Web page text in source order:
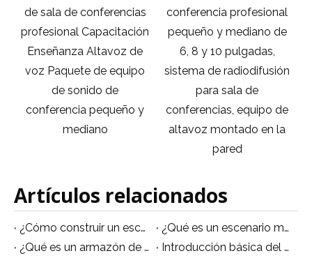
de sala de conferencias
profesional Capacitación
Enseñanza Altavoz de
voz Paquete de equipo
de sonido de
conferencia pequeño y
mediano
conferencia profesional
pequeño y mediano de
6, 8 y 10 pulgadas,
sistema de radiodifusión
para sala de
conferencias, equipo de
altavoz montado en la
pared
Artículos relacionados
¿Cómo construir un escenario todo terreno?
¿Qué es un escenario móvil?
¿Qué es un armazón de escenario?
Introducción básica del escenario de aluminio.